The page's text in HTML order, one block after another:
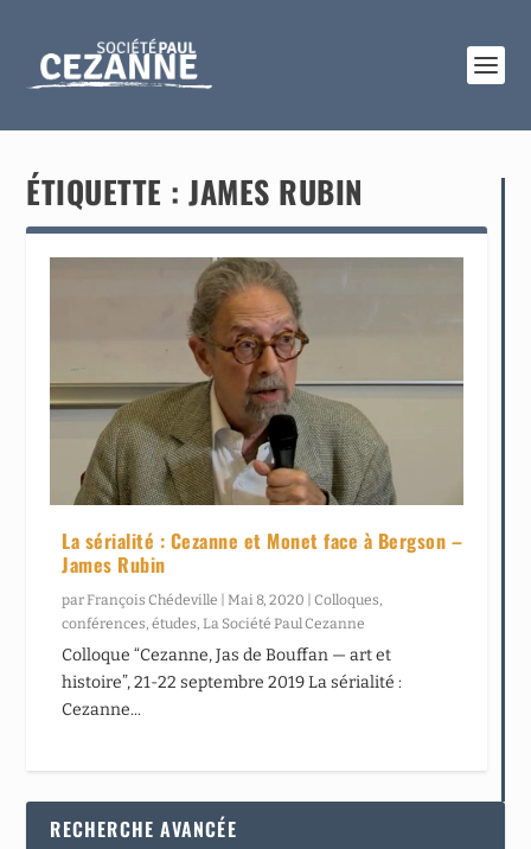
ÉTIQUETTE :JAMES RUBIN
La sérialité : Cezanne et Monet face à Bergson –
James Rubin
par François Chédeville Mai 8, 2020 |Colloques,
conférences, études La Société Paul Cezanne
Colloque “Cezanne, Jas de Bouffan — art et
histoire”, 21-22 septembre 2019 La sérialité :
Cezanne...
RECHERCHE AVANCÉE